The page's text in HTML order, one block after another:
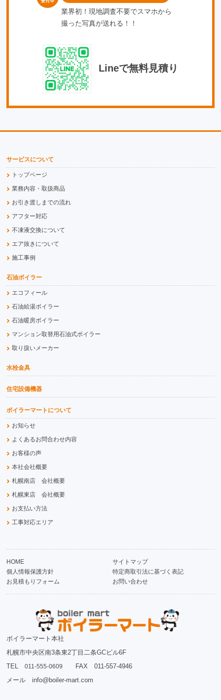
業界初！現地調査不要でスマホから
撮った写真が送れる！！
Lineで無料見積り
サービスについて
トップページ
業務内容・取扱商品
お引き渡しまでの流れ
アフター対応
不凍液交換について
エア抜きについて
施工事例
石油ボイラー
エコフィール
石油給湯ボイラー
石油暖房ボイラー
マンション取替用石油式ボイラー
取り扱いメーカー
水栓金具
住宅設備機器
ボイラーマートについて
お知らせ
よくあるお問合わせ内容
お客様の声
本社会社概要
札幌南店 会社概要
札幌東店 会社概要
お支払い方法
工事対応エリア
HOME
サイトマップ
個人情報保護方針
特定商取引法に基づく表記
お見積もりフォーム
お問い合わせ
ボイラーマート本社
札幌市中央区南3条東2丁目二条GCビル6F
TEL011-555-0609
FAX 011-557-4946
メール info@boiler-mart.com